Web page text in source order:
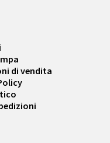
di vendita